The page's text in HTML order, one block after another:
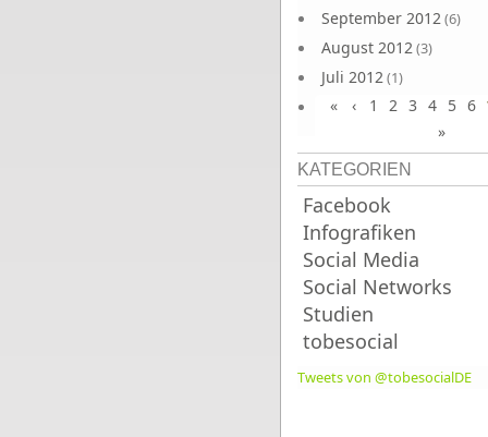
September 2012(6)
August 2012(3)
Juli 2012(1)
Juni 2012(4)
« ‹ 1 2 3 4 5 6
»
KATEGORIEN
Facebook
Infografiken
Social Media
Social Networks
Studien
tobesocial
Tweets von @tobesocialDE